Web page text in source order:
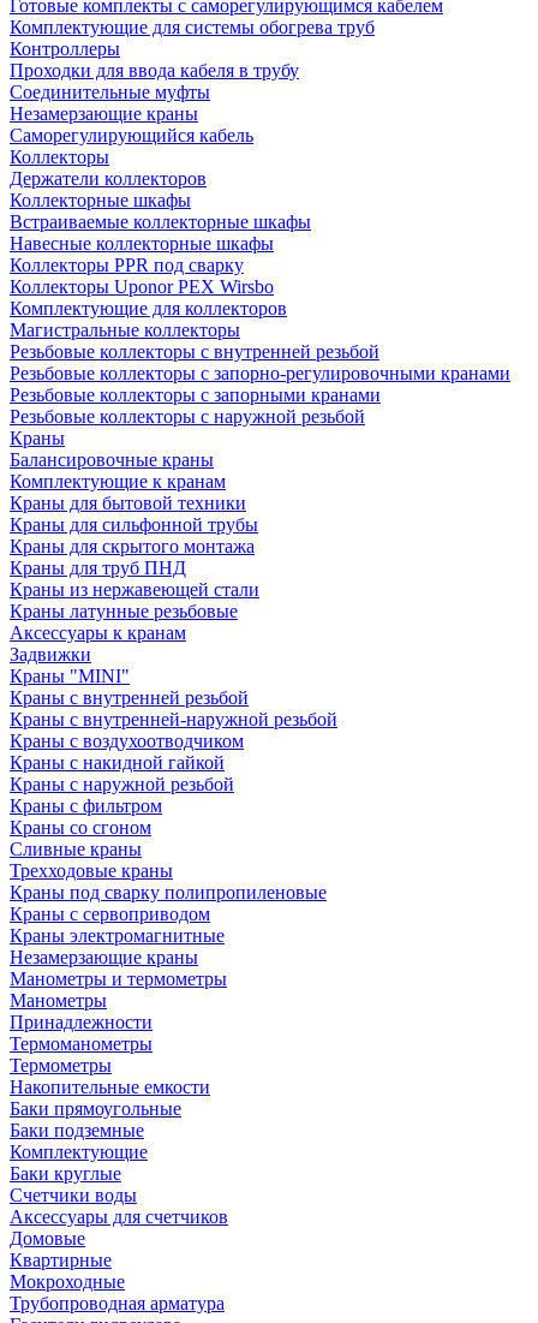
Готовые комплекты с саморегулирующимся кабелем
Комплектующие для системы обогрева труб
Контроллеры
Проходки для ввода кабеля в трубу
Соединительные муфты
Незамерзающие краны
Саморегулирующийся кабель
Коллекторы
Держатели коллекторов
Коллекторные шкафы
Встраиваемые коллекторные шкафы
Навесные коллекторные шкафы
Коллекторы PPR под сварку
Коллекторы Uponor PEX Wirsbo
Комплектующие для коллекторов
Магистральные коллекторы
Резьбовые коллекторы с внутренней резьбой
Резьбовые коллекторы с запорно-регулировочными кранами
Резьбовые коллекторы с запорными кранами
Резьбовые коллекторы с наружной резьбой
Краны
Балансировочные краны
Комплектующие к кранам
Краны для бытовой техники
Краны для сильфонной трубы
Краны для скрытого монтажа
Краны для труб ПНД
Краны из нержавеющей стали
Краны латунные резьбовые
Аксессуары к кранам
Задвижки
Краны "MINI"
Краны с внутренней резьбой
Краны с внутренней-наружной резьбой
Краны с воздухоотводчиком
Краны с накидной гайкой
Краны с наружной резьбой
Краны с фильтром
Краны со сгоном
Сливные краны
Трехходовые краны
Краны под сварку полипропиленовые
Краны с сервоприводом
Краны электромагнитные
Незамерзающие краны
Манометры и термометры
Манометры
Принадлежности
Термоманометры
Термометры
Накопительные емкости
Баки прямоугольные
Баки подземные
Комплектующие
Баки круглые
Счетчики воды
Аксессуары для счетчиков
Домовые
Квартирные
Мокроходные
Трубопроводная арматура